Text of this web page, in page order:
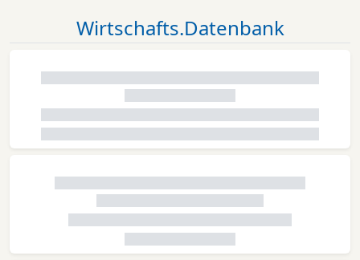
Wirtschafts.Datenbank